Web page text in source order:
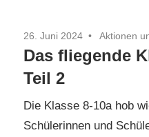
26. Juni 2024 Aktionen
Das fliegende
Teil 2
Die Klasse 8-10a hob
Schülerinnen und